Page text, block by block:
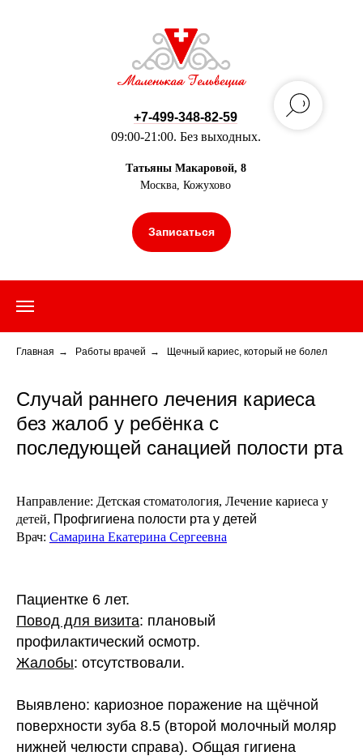
+7-499-348-82-59
09:00-21:00. Без выходных.
Татьяны Макаровой, 8
Москва, Кожухово
Записаться
Главная → Работы врачей → Щечный кариес, который не болел
Случай раннего лечения кариеса
без жалоб у ребёнка с
последующей санацией полости рта
Направление: Детская стоматология, Лечение кариеса у
детей, Профгигиена полости рта у детей
Врач: Самарина Екатерина Сергеевна
Пациентке 6 лет.
Повод для визита: плановый
профилактический осмотр.
Жалобы: отсутствовали.
Выявлено: кариозное поражение на щёчной
поверхности зуба 8.5 (второй молочный моляр
нижней челюсти справа). Общая гигиена